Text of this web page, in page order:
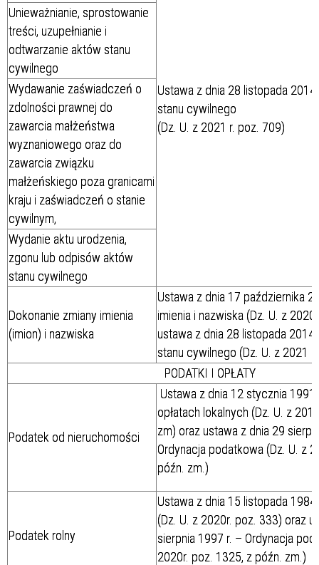
Ustawa z dnia 28 listopada
stanu cywilnego
(Dz. U. z 2021 r. poz. 709)
Unieważnianie, sprostowanie
treści, uzupełnianie i
odtwarzanie aktów stanu
cywilnego
Wydawanie zaświadczeń o
zdolności prawnej do
zawarcia małżeństwa
wyznaniowego oraz do
zawarcia związku
małżeńskiego poza granicami
kraju i zaświadczeń o stanie
cywilnym,
Wydanie aktu urodzenia,
zgonu lub odpisów aktów
stanu cywilnego
Dokonanie zmiany imienia
(imion) i nazwiska
Ustawa z dnia 17 października
imienia i nazwiska (Dz. U. z
ustawa z dnia 28 listopada
stanu cywilnego (Dz. U. z 2021
PODATKI I OPŁATY
Podatek od nieruchomości
Ustawa z dnia 12 stycznia
opłatach lokalnych (Dz. U. z
zm) oraz ustawa z dnia 29
Ordynacja podatkowa (Dz. U. z
późn. zm.)
Podatek rolny
Ustawa z dnia 15 listopada
(Dz. U. z 2020r. poz. 333) oraz
sierpnia 1997 r. – Ordynacja
2020r. poz. 1325, z późn. zm.)